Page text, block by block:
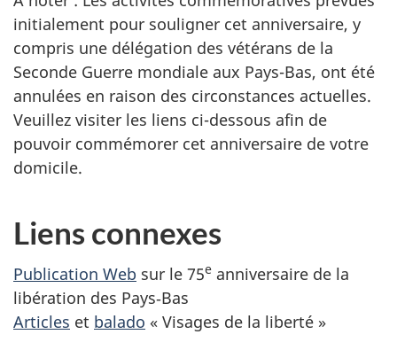
initialement pour souligner cet anniversaire, y
compris une délégation des vétérans de la
Seconde Guerre mondiale aux Pays-Bas, ont été
annulées en raison des circonstances actuelles.
Veuillez visiter les liens ci-dessous afin de
pouvoir commémorer cet anniversaire de votre
domicile.
Liens connexes
Publication Web sur le 75e anniversaire de la
libération des Pays‑Bas
Articles et balado « Visages de la liberté »